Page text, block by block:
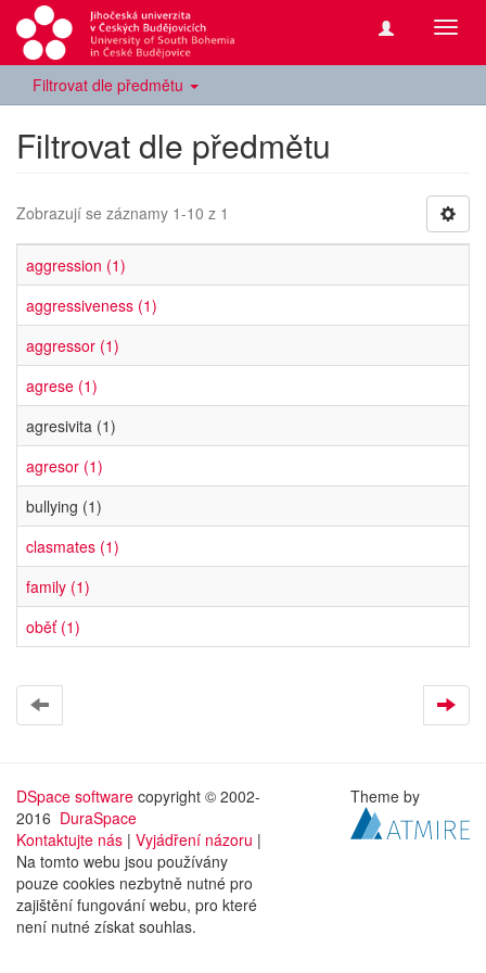
Filtrovat dle předmětu
Filtrovat dle předmětu
Zobrazují se záznamy 1-10 z 1
aggression (1)
aggressiveness (1)
aggressor (1)
agrese (1)
agresivita (1)
agresor (1)
bullying (1)
clasmates (1)
family (1)
oběť (1)
DSpace software copyright © 2002-
2016 DuraSpace
Kontaktujte nás | Vyjádření názoru |
Na tomto webu jsou používány
pouze cookies nezbytně nutné pro
zajištění fungování webu, pro které
není nutné získat souhlas.
Theme by